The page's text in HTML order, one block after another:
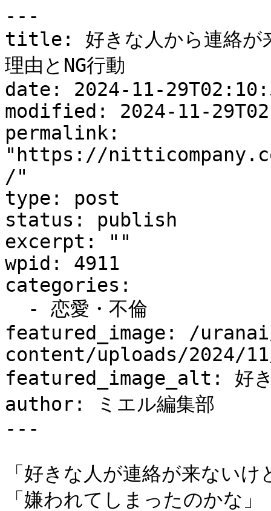
---
title: 好きな人から連絡が
理由とNG行動
date: 2024-11-
modified: 2024-11-
permalink:
"https://
/"
type: post
status: publish
excerpt: ""
wpid: 4911
categories:
featured_image: /
content/uploads/2024/
featured_image_alt: 好き
author: ミエル編集部
---
「好きな人が連絡が来ない
「嫌われてしまったのかな」